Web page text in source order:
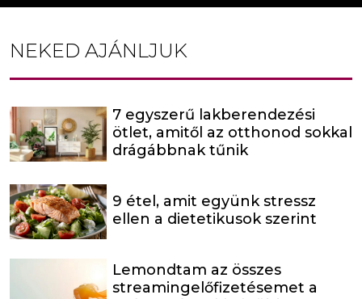
NEKED AJÁNLJUK
7 egyszerű lakberendezési
ötlet, amitől az otthonod sokkal
drágábbnak tűnik
9 étel, amit együnk stressz
ellen a dietetikusok szerint
Lemondtam az összes
streamingelőfizetésemet a